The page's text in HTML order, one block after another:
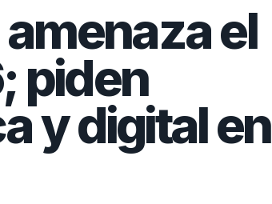
el
piden
y digital en